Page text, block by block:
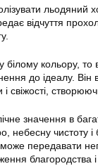
льодяний
відчуття
кольору, то
до ідеалу.
і свіжості,
значення в
небесну чистоту і
передавати
благородства і